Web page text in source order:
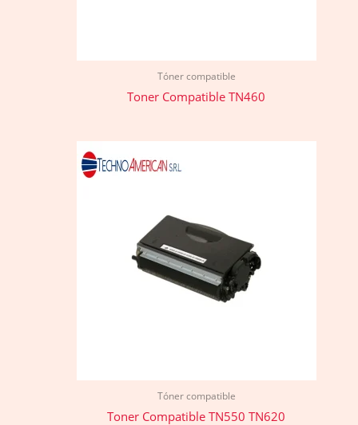
Tóner compatible
Toner Compatible TN460
Tóner compatible
Toner Compatible TN550 TN620